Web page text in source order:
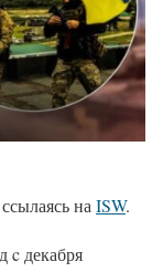
на ISW.
декабря